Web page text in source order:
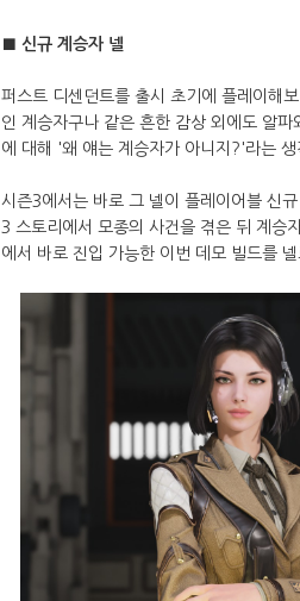
■ 신규 계승자 넬
퍼스트 디센던트를 출시 초기에 플레이해
인 계승자구나 같은 흔한 감상 외에도 알
에 대해 '왜 얘는 계승자가 아니지?'라는 생
시즌3에서는 바로 그 넬이 플레이어블 신
3 스토리에서 모종의 사건을 겪은 뒤 계승
에서 바로 진입 가능한 이번 데모 빌드를